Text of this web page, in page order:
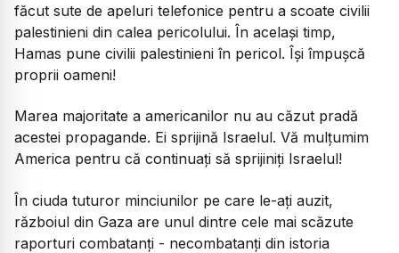
făcut sute de apeluri telefonice pentru a scoate civilii
palestinieni din calea pericolului. În același timp,
Hamas pune civilii palestinieni în pericol. Își împușcă
proprii oameni!
Marea majoritate a americanilor nu au căzut pradă
acestei propagande. Ei sprijină Israelul. Vă mulțumim
America pentru că continuați să sprijiniți Israelul!
În ciuda tuturor minciunilor pe care le-ați auzit,
războiul din Gaza are unul dintre cele mai scăzute
raporturi combatanți - necombatanți din istoria